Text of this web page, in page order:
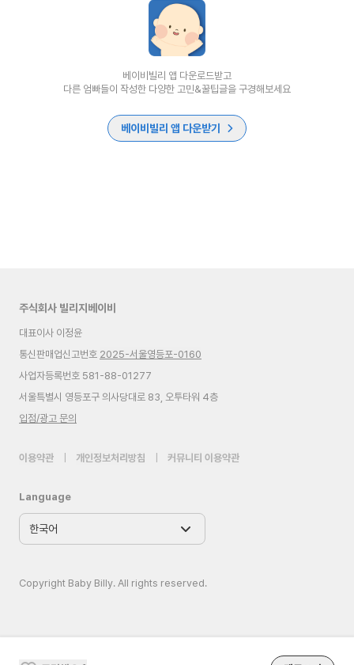
베이비빌리 앱 다운로드받고
다른 엄빠들이 작성한 다양한 고민&꿀팁글을 구경해보세요
베이비빌리 앱 다운받기
주식회사 빌리지베이비
대표이사 이정윤
통신판매업신고번호 2025-서울영등포-0160
사업자등록번호 581-88-01277
서울특별시 영등포구 의사당대로 83, 오투타워 4층
입점/광고 문의
이용약관 개인정보처리방침 커뮤니티 이용약관
Language
Copyright Baby Billy. All rights reserved.